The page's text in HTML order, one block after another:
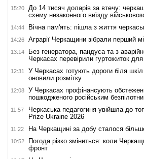
15:20
До 14 тисяч доларів за втечу:
схему незаконного виїзду
14:44 Вічна пам'ять: пішла з життя
14:26 Аграрії Черкащини зібрали перший
13:14
Без генератора, пандуса та з
Черкасах перевірили гуртожиток
12:31
У Черкасах готують дороги біля
оновили розмітку
12:08
У Черкасах профінансують
пошкодженого російським
11:57
Черкаська педагогиня увійшла до
Prize Ukraine 2026
11:22 На Черкащині за добу сталося
10:52
Погода різко зміниться: коли
фронт